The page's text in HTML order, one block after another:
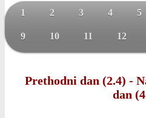
1 2 3 4 5
9 10 11 12
Prethodni dan (2.4) -
dan